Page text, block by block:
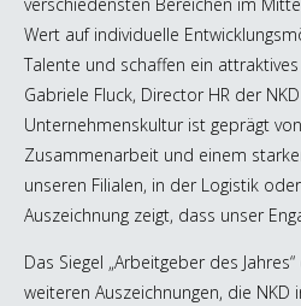
Wert auf individuelle
Talente und schaffen ein
Gabriele Fluck, Director HR der
Unternehmenskultur ist geprägt
Zusammenarbeit und einem
unseren Filialen, in der Logistik
Auszeichnung zeigt, dass unser
Das Siegel „Arbeitgeber des
weiteren Auszeichnungen, die NKD